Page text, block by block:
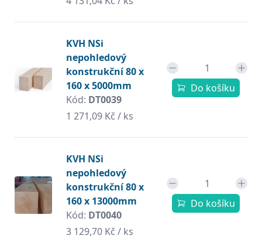
KVH NSi
nepohledový
konstrukční 80 x
160 x 5000mm
Kód: DT0039
1 271,09 Kč / ks
Do košíku
KVH NSi
nepohledový
konstrukční 80 x
160 x 13000mm
Kód: DT0040
3 129,70 Kč / ks
Do košíku